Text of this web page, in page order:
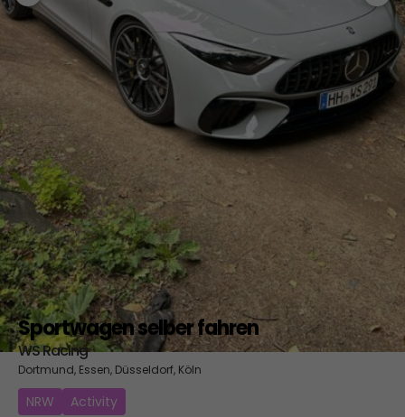
Sportwagen selber fahren
WS Racing
Dortmund, Essen, Düsseldorf, Köln
NRW Activity